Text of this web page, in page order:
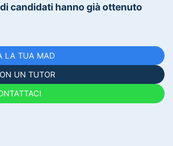
candidati hanno già ottenuto
LA TUA MAD
UN TUTOR